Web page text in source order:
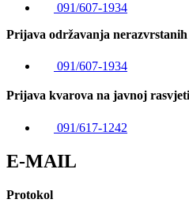
091/607-1934
Prijava održavanja nerazvrstanih
091/607-1934
Prijava kvarova na javnoj
091/617-1242
E-MAIL
Protokol